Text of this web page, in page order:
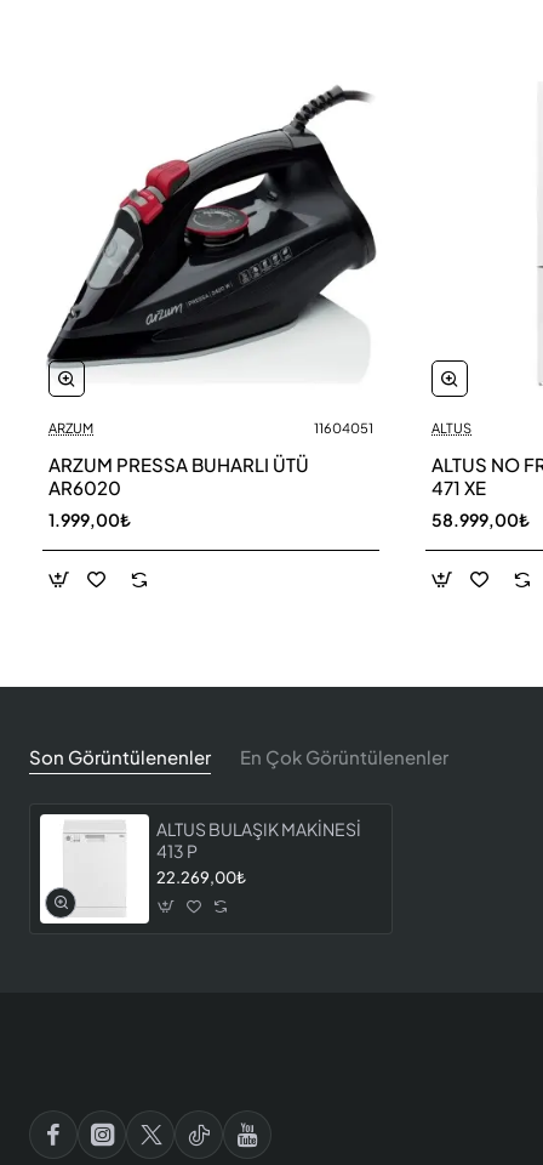
ARZUM 11604051
ARZUM PRESSA BUHARLI ÜTÜ
AR6020
1.999,00₺
ALTUS
ALTUS NO
471 XE
58.999,00₺
Son Görüntülenenler En Çok Görüntülenenler
ALTUS BULAŞIK MAKİNESİ
413 P
22.269,00₺